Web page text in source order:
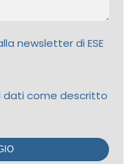
newsletter di ESE
come descritto